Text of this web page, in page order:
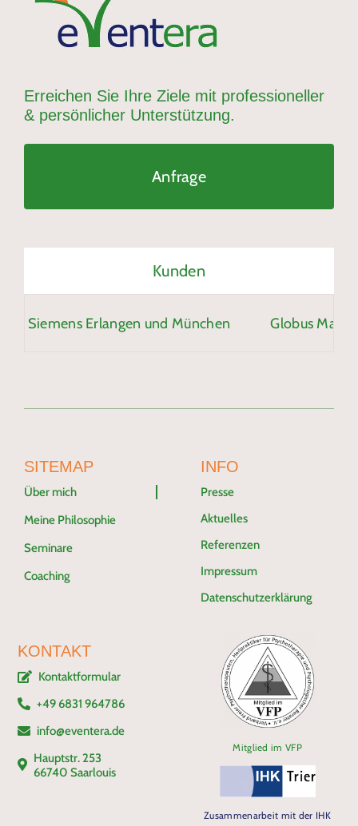
Erreichen Sie Ihre Ziele mit professioneller
& persönlicher Unterstützung.
Anfrage
Kunden
Siemens Erlangen und München Globus
SITEMAP
Über mich
Meine Philosophie
Seminare
Coaching
INFO
Presse
Aktuelles
Referenzen
Impressum
Datenschutzerklärung
KONTAKT
Kontaktformular
+49 6831 964786
info@eventera.de
Hauptstr. 253
66740 Saarlouis
Mitglied im VFP
Zusammenarbeit mit der IHK